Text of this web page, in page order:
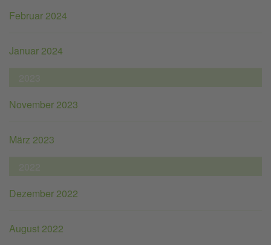
Februar 2024
Januar 2024
November 2023
März 2023
Dezember 2022
August 2022